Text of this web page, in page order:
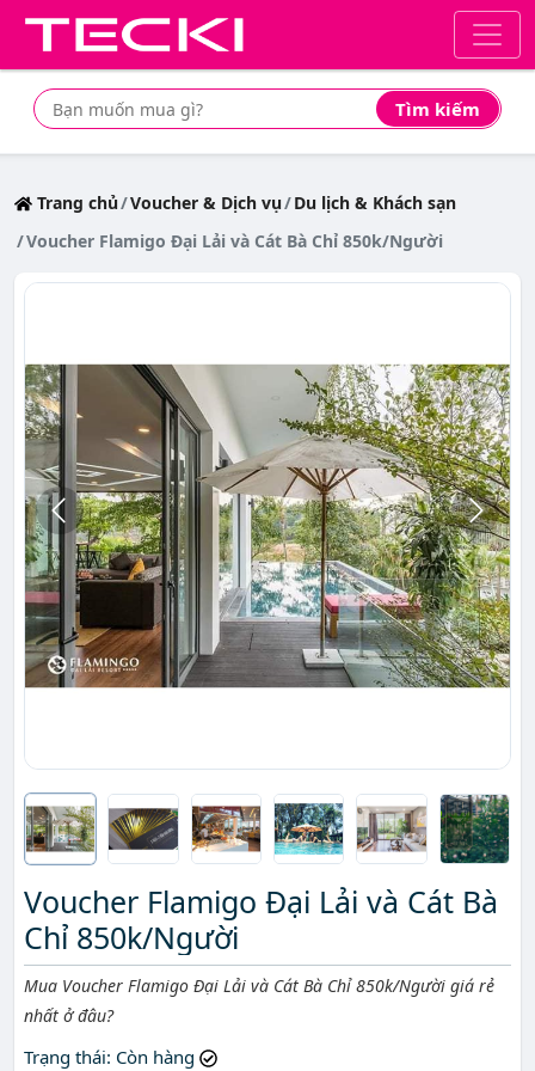
Tìm kiếm
Tìm mua sản phẩm giá rẻ nhất
Trang chủ Voucher & Dịch vụ Du lịch & Khách sạn
Voucher Flamigo Đại Lải và Cát Bà Chỉ 850k/Người
Voucher Flamigo Đại Lải và Cát Bà
Chỉ 850k/Người
Mô tả ngắn
Mua Voucher Flamigo Đại Lải và Cát Bà Chỉ 850k/Người giá rẻ
nhất ở đâu?
Trạng thái: Còn hàng